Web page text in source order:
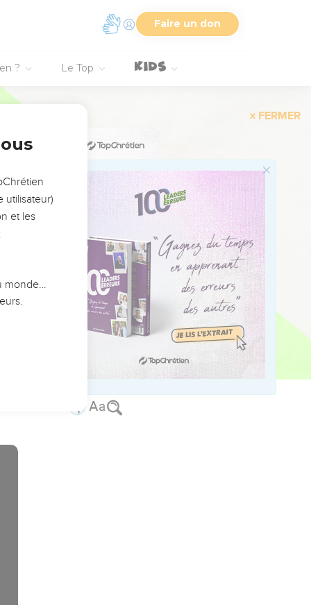
Faire un don
? Le Top
sa puissance !
!
et la flûte !
utilisateur)
et les
monde…